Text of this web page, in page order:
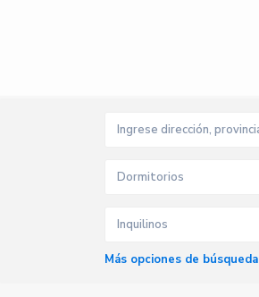
Dormitorios
Inquilinos
Más opciones de búsqueda